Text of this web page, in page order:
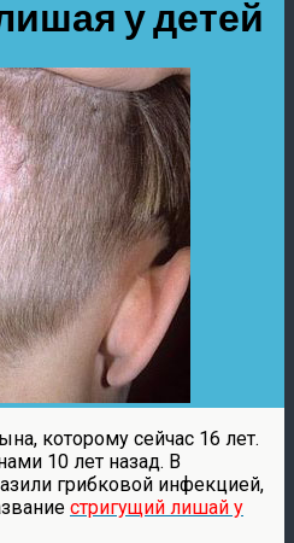
у детей
которому сейчас 16 лет.
10 лет назад. В
грибковой инфекцией,
стригущий лишай у